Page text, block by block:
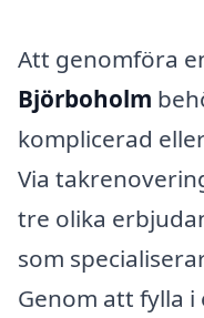
Att genomföra
Björboholm
komplicerad
Via
tre olika
som
Genom att fylla